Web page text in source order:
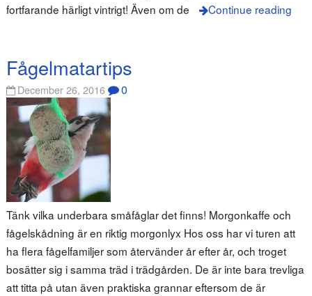
fortfarande härligt vintrigt! Även om de
Continue reading
Fågelmatartips
December 26, 2016 0
Tänk vilka underbara småfåglar det finns! Morgonkaffe och
fågelskådning är en riktig morgonlyx Hos oss har vi turen att
ha flera fågelfamiljer som återvänder år efter år, och troget
bosätter sig i samma träd i trädgården. De är inte bara trevliga
att titta på utan även praktiska grannar eftersom de är